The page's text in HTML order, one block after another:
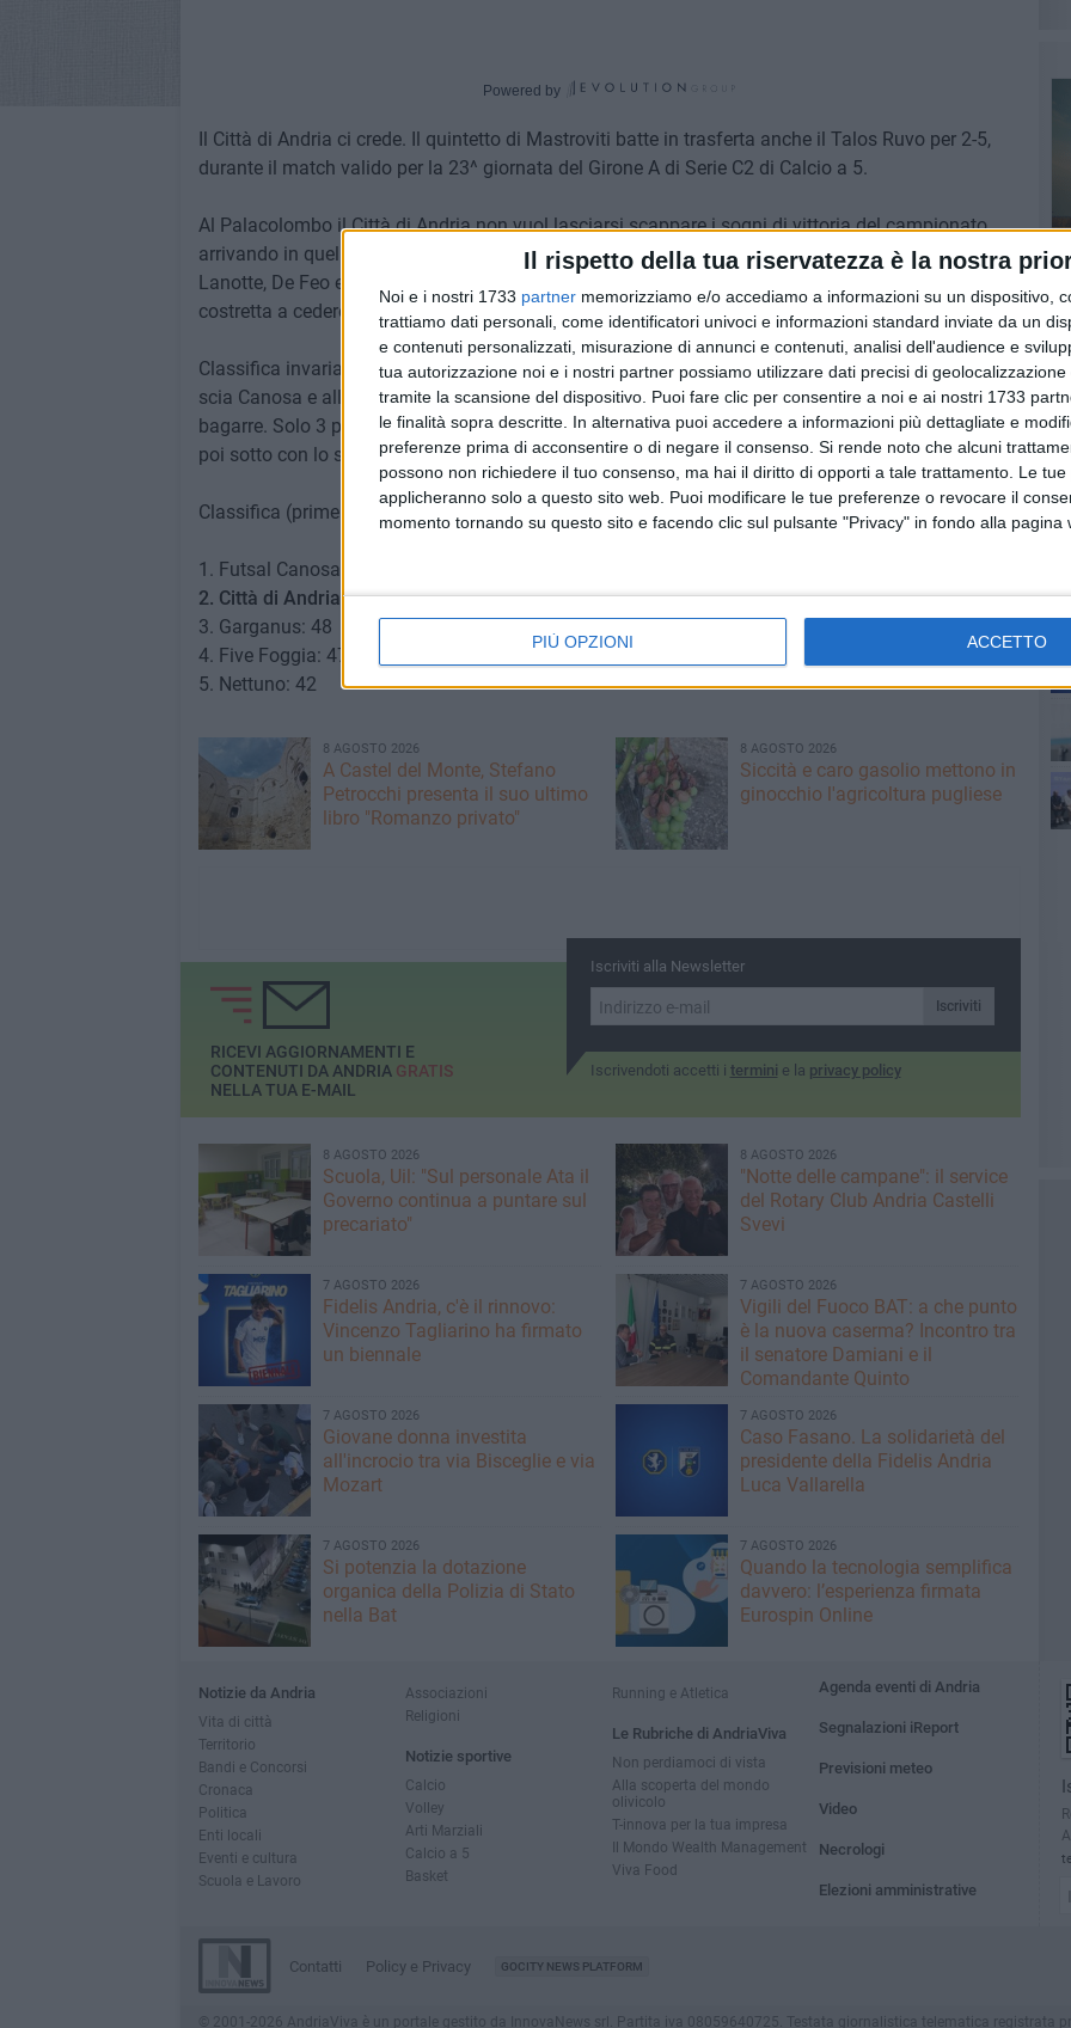
Il rispetto della tua riservatezza è la nostra
Noi e i nostri 1733 partner memorizziamo e/o accediamo a informazioni su un dispositivo,
trattiamo dati personali, come identificatori univoci e informazioni standard inviate da un
e contenuti personalizzati, misurazione di annunci e contenuti, analisi dell'audience e
tua autorizzazione noi e i nostri partner possiamo utilizzare dati precisi di
tramite la scansione del dispositivo. Puoi fare clic per consentire a noi e ai nostri 1733
le finalità sopra descritte. In alternativa puoi accedere a informazioni più dettagliate e
preferenze prima di acconsentire o di negare il consenso. Si rende noto che alcuni
possono non richiedere il tuo consenso, ma hai il diritto di opporti a tale trattamento. Le
applicheranno solo a questo sito web. Puoi modificare le tue preferenze o revocare il
momento tornando su questo sito e facendo clic sul pulsante "Privacy" in fondo alla pagina
PIÙ OPZIONI ACCETTO
Powered by
Il Città di Andria ci crede. Il quintetto di Mastroviti batte in trasferta anche il Talos Ruvo per 2-5,
durante il match valido per la 23^ giornata del Girone A di Serie C2 di Calcio a 5.
Al Palacolombo il Città di Andria non vuol lasciarsi scappare i sogni di vittoria del campionato,
arrivando in quel di Ruvo decisa e convinta di poter raggiungere il successo. Così è: tripletta di
Lanotte, De Feo e Magno. La penultima in classifica riesce a trovare solo 2 reti, ma infine è
costretta a cedere.
Classifica invariata e finale di stagione che si prospetta entusiasmante. Il Città di Andria rimane in
scia Canosa e allunga sul Garganus, sconfitto dal Nettuno. Due settimane di sosta e poi sarà
bagarre. Solo 3 partite al termine del campionato: Nettuno e Garganus per mantenere il distacco e
poi sotto con lo scontro finale con il Canosa.
Classifica (prime 5).
1. Futsal Canosa: 59
2. Città di Andria: 56
3. Garganus: 48
4. Five Foggia: 47
5. Nettuno: 42
8 AGOSTO 2026
A Castel del Monte, Stefano
Petrocchi presenta il suo ultimo
libro "Romanzo privato"
8 AGOSTO 2026
Siccità e caro gasolio mettono in
ginocchio l'agricoltura pugliese
Iscriviti alla Newsletter
Iscriviti
Iscrivendoti accetti i termini e la privacy policy
RICEVI AGGIORNAMENTI E
CONTENUTI DA ANDRIA GRATIS
NELLA TUA E-MAIL
8 AGOSTO 2026
Scuola, Uil: "Sul personale Ata il
Governo continua a puntare sul
precariato"
8 AGOSTO 2026
"Notte delle campane": il service
del Rotary Club Andria Castelli
Svevi
7 AGOSTO 2026
Fidelis Andria, c'è il rinnovo:
Vincenzo Tagliarino ha firmato
un biennale
7 AGOSTO 2026
​Vigili del Fuoco BAT: a che punto
è la nuova caserma? Incontro tra
il senatore Damiani e il
Comandante Quinto
7 AGOSTO 2026
Giovane donna investita
all'incrocio tra via Bisceglie e via
Mozart
7 AGOSTO 2026
Caso Fasano. La solidarietà del
presidente della Fidelis Andria
Luca Vallarella
7 AGOSTO 2026
Si potenzia la dotazione
organica della Polizia di Stato
nella Bat
7 AGOSTO 2026
Quando la tecnologia semplifica
davvero: l’esperienza firmata
Eurospin Online
Notizie da Andria
Vita di città
Territorio
Bandi e Concorsi
Cronaca
Politica
Enti locali
Eventi e cultura
Scuola e Lavoro
Associazioni
Religioni
Notizie sportive
Calcio
Volley
Arti Marziali
Calcio a 5
Basket
Running e Atletica
Le Rubriche di AndriaViva
Non perdiamoci di vista
Alla scoperta del mondo
olivicolo
T-innova per la tua impresa
Il Mondo Wealth Management
Viva Food
Agenda eventi di Andria
Segnalazioni iReport
Previsioni meteo
Video
Necrologi
Elezioni amministrative
Contatti Policy e Privacy GOCITY NEWS PLATFORM
© 2001-2026 AndriaViva è un portale gestito da InnovaNews srl. Partita iva 08059640725. Testata giornalistica telematica registrata